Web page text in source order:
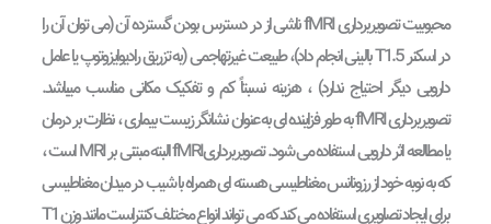
محبوبیت تصویربرداری fMRI ناشی از در دسترس بودن گسترده آن (می توان آن را
در اسکنر 5.T1 بالینی انجام داد)، طبیعت غیرتهاجمی (به تزریق رادیوایزوتوپ یا عامل
دارویی دیگر احتیاج ندارد) ، هزینه نسبتاً کم و تفکیک مکانی مناسب میباشد.
تصویربرداری fMRI به طور فزاینده ای به عنوان نشانگر زیست بیماری ، نظارت بر درمان
یا مطالعه اثر دارویی استفاده می شود. تصویربرداریfMRI البته مبتنی بر MRI است ،
که به نوبه خود از رزونانس مغناطیسی هسته ای همراه با شیب در میدان مغناطیسی
برای ایجاد تصاویری استفاده می کند که می تواند انواع مختلف کنتراست مانند وزن T1